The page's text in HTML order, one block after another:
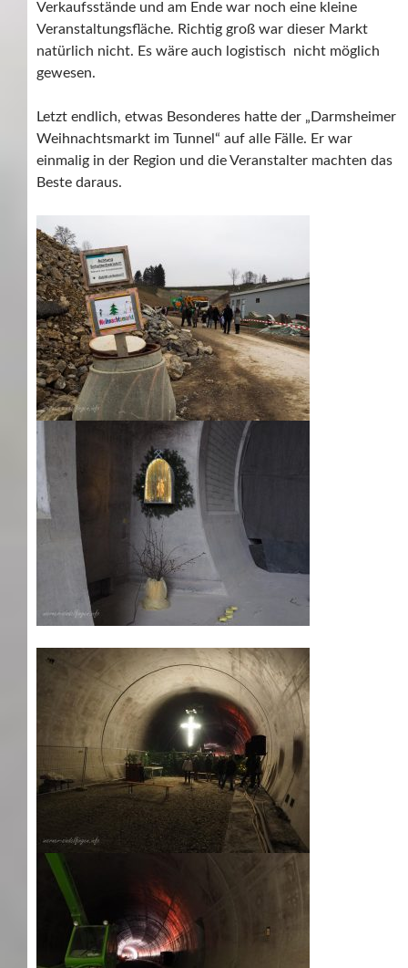
Verkaufsstände und am Ende war noch eine kleine
Veranstaltungsfläche. Richtig groß war dieser Markt
natürlich nicht. Es wäre auch logistisch nicht möglich
gewesen.
Letzt endlich, etwas Besonderes hatte der „Darmsheimer
Weihnachtsmarkt im Tunnel“ auf alle Fälle. Er war
einmalig in der Region und die Veranstalter machten das
Beste daraus.